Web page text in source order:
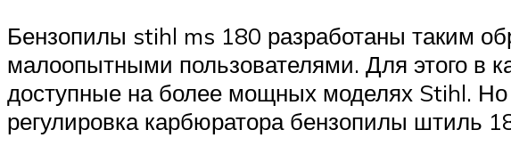
Бензопилы stihl ms 180 разработаны таким
малоопытными пользователями. Для этого в
доступные на более мощных моделях Stihl. Но
регулировка карбюратора бензопилы штиль